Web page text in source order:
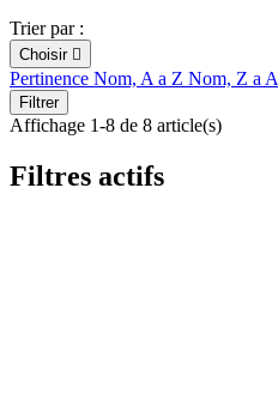
Trier par :
Choisir 
Pertinence Nom, A a Z Nom, Z a A
Filtrer
Affichage 1-8 de 8 article(s)
Filtres actifs